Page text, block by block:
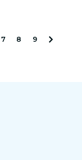
7 8
9